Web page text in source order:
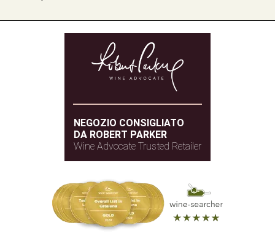
NEGOZIO CONSIGLIATO
DA ROBERT PARKER
Wine Advocate Trusted Retailer